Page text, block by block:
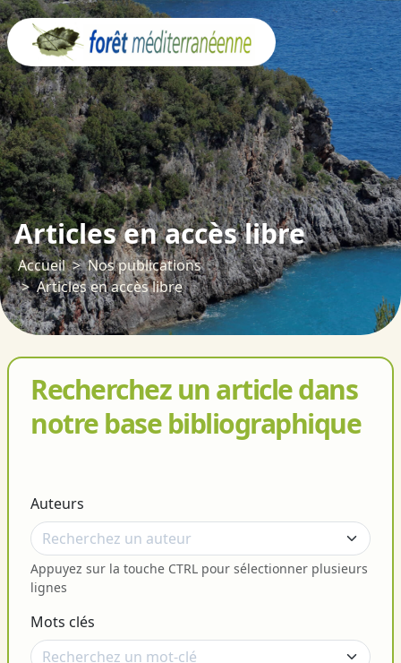
Articles en accès libre
Accueil
Nos publications
Articles en accès libre
Recherchez un article dans
notre base bibliographique
Auteurs
Appuyez sur la touche CTRL pour sélectionner plusieurs
lignes
Mots clés
Panneau de gestion des cookies